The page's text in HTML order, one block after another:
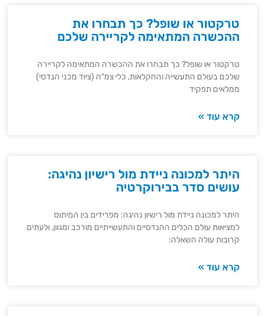
טרקטור או שופל? כך תבחרו את
ההכשרה המתאימה לקריירה שלכם
טרקטור או שופל? כך תבחרו את ההכשרה המתאימה לקריירה
שלכם בעולם התעשייה והחקלאות, כלי צמ"ה (ציוד מכני הנדסי)
ממלאים תפקיד
קרא עוד »
היתר למכונה ניידת מול רישיון נהיגה:
עושים סדר בבירוקרטיה
היתר למכונה ניידת מול רישיון נהיגה: מפרידים בין המיתוס
למציאות עולם הכלים ההנדסיים והתעשייתיים מורכב ומגוון, ולעתים
קרובות עולה השאלה:
קרא עוד »